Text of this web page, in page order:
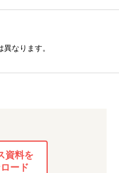
なります。
資料を
ード